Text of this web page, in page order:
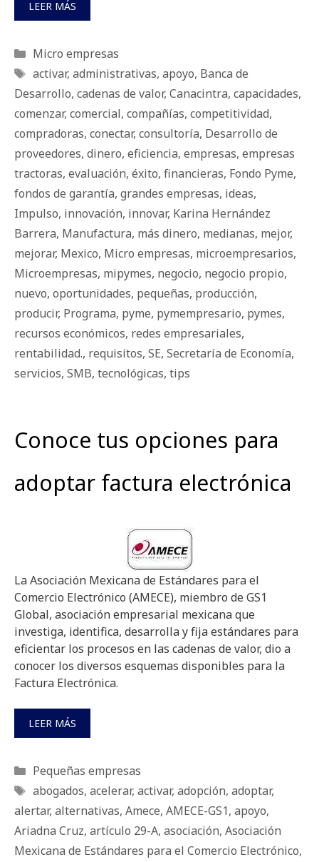
LEER MÁS
Categorías
Micro empresas
Etiquetas
activar, administrativas, apoyo, Banca de
Desarrollo, cadenas de valor, Canacintra, capacidades,
comenzar, comercial, compañías, competitividad,
compradoras, conectar, consultoría, Desarrollo de
proveedores, dinero, eficiencia, empresas, empresas
tractoras, evaluación, éxito, financieras, Fondo Pyme,
fondos de garantía, grandes empresas, ideas,
Impulso, innovación, innovar, Karina Hernández
Barrera, Manufactura, más dinero, medianas, mejor,
mejorar, Mexico, Micro empresas, microempresarios,
Microempresas, mipymes, negocio, negocio propio,
nuevo, oportunidades, pequeñas, producción,
producir, Programa, pyme, pymempresario, pymes,
recursos económicos, redes empresariales,
rentabilidad., requisitos, SE, Secretaría de Economía,
servicios, SMB, tecnológicas, tips
Conoce tus opciones para
adoptar factura electrónica
La Asociación Mexicana de Estándares para el
Comercio Electrónico (AMECE), miembro de GS1
Global, asociación empresarial mexicana que
investiga, identifica, desarrolla y fija estándares para
eficientar los procesos en las cadenas de valor, dio a
conocer los diversos esquemas disponibles para la
Factura Electrónica.
LEER MÁS
Categorías
Pequeñas empresas
Etiquetas
abogados, acelerar, activar, adopción, adoptar,
alertar, alternativas, Amece, AMECE-GS1, apoyo,
Ariadna Cruz, artículo 29-A, asociación, Asociación
Mexicana de Estándares para el Comercio Electrónico,